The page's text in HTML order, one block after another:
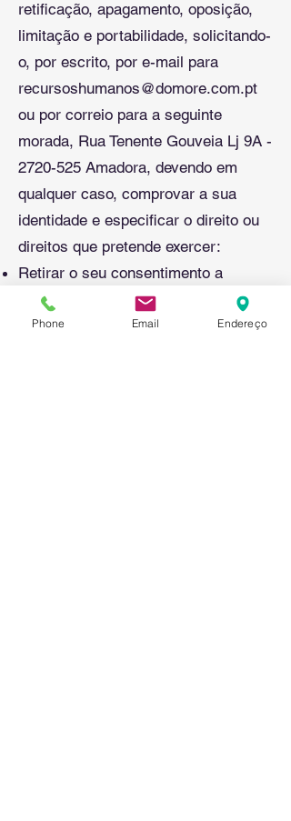
retificação, apagamento, oposição,
limitação e portabilidade, solicitando-
o, por escrito, por e-mail para
recursoshumanos@domore.com.pt
ou por correio para a seguinte
morada, Rua Tenente Gouveia Lj 9A -
2720-525 Amadora, devendo em
qualquer caso, comprovar a sua
identidade e especificar o direito ou
direitos que pretende exercer:
Retirar o seu consentimento a
qualquer momento sem que a
retirada do consentimento
Phone Email Endereço